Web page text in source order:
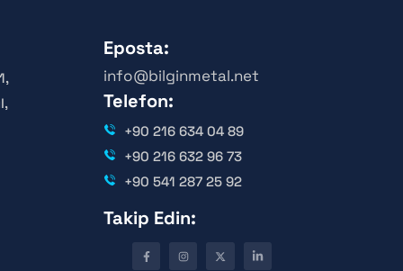
Eposta:
info@bilginmetal.net
Telefon:
+90 216 634 04 89
+90 216 632 96 73
+90 541 287 25 92
Takip Edin: